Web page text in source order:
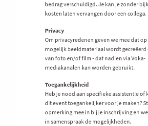
bedrag verschuldigd. Je kan je zonder
kosten laten vervangen door een collega.
Privacy
Om privacyredenen geven we mee dat
mogelijk beeldmateriaal wordt gecreëerd
van foto en/of film - dat nadien via Voka-
mediakanalen kan worden gebruikt.
Toegankelijkheid
Heb je nood aan specifieke assistentie of
dit event toegankelijker voor je maken?
opmerking mee in bij je inschrijving en
in samenspraak de mogelijkheden.